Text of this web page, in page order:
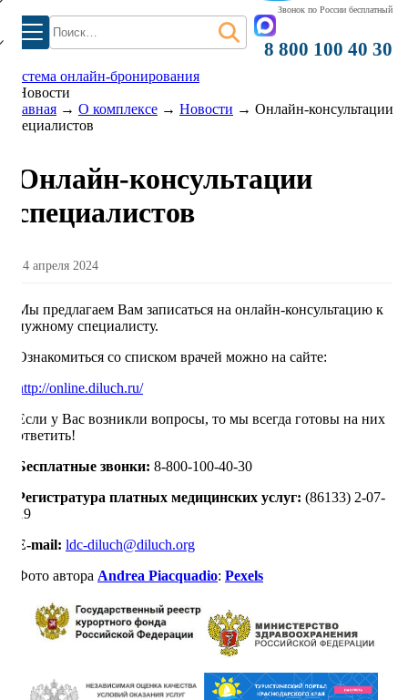
Найти:
Звонок по России бесплатный
8 800 100 40 30
система онлайн-бронирования
Новости
Главная → О комплексе → Новости → Онлайн-консультации
специалистов
Онлайн-консультации
специалистов
24 апреля 2024
Мы предлагаем Вам записаться на онлайн-консультацию к
нужному специалисту.
Ознакомиться со списком врачей можно на сайте:
http://online.diluch.ru/
Если у Вас возникли вопросы, то мы всегда готовы на них
ответить!
Бесплатные звонки: 8-800-100-40-30
Регистратура платных медицинских услуг: (86133) 2-07-
19
E-mail: ldc-diluch@diluch.org
Фото автора Andrea Piacquadio: Pexels